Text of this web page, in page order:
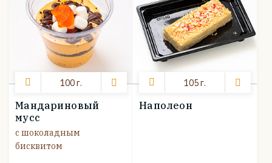
100 г.
Мандариновый
мусс
с шоколадным
бисквитом
105 г.
Наполеон